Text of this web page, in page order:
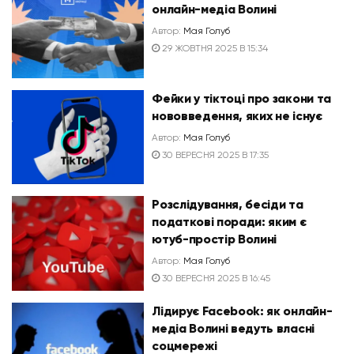
онлайн-медіа Волині
Автор: Мая Голуб
29 ЖОВТНЯ 2025 В 15:34
Фейки у тіктоці про закони та
нововведення, яких не існує
Автор: Мая Голуб
30 ВЕРЕСНЯ 2025 В 17:35
Розслідування, бесіди та
податкові поради: яким є
ютуб-простір Волині
Автор: Мая Голуб
30 ВЕРЕСНЯ 2025 В 16:45
Лідирує Facebook: як онлайн-
медіа Волині ведуть власні
соцмережі